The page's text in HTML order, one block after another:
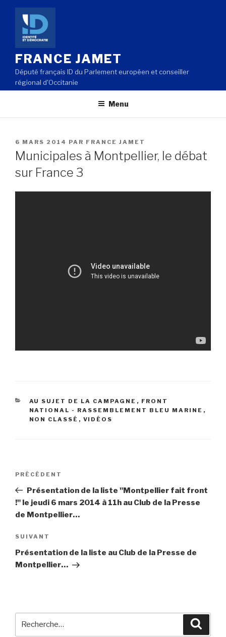
Aller
contenu
principal
FRANCE JAMET
Député français ID du Parlement européen et conseiller
régional d'Occitanie
Menu
PUBLIÉ
LE
6 MARS 2014 PAR FRANCE JAMET
Municipales à Montpellier, le débat
sur France 3
CATÉGORIES
AU SUJET DE LA CAMPAGNE , FRONT
NATIONAL - RASSEMBLEMENT BLEU MARINE ,
NON CLASSÉ , VIDÉOS
Navigation
l’article
Article
précédent
PRÉCÉDENT
Présentation de la liste "Montpellier fait front
!" le jeudi 6 mars 2014 à 11h au Club de la Presse
de Montpellier…
Article
suivant
SUIVANT
Présentation de la liste au Club de la Presse de
Montpellier…